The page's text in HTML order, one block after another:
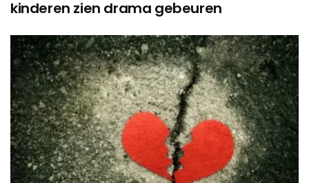
kinderen zien drama gebeuren